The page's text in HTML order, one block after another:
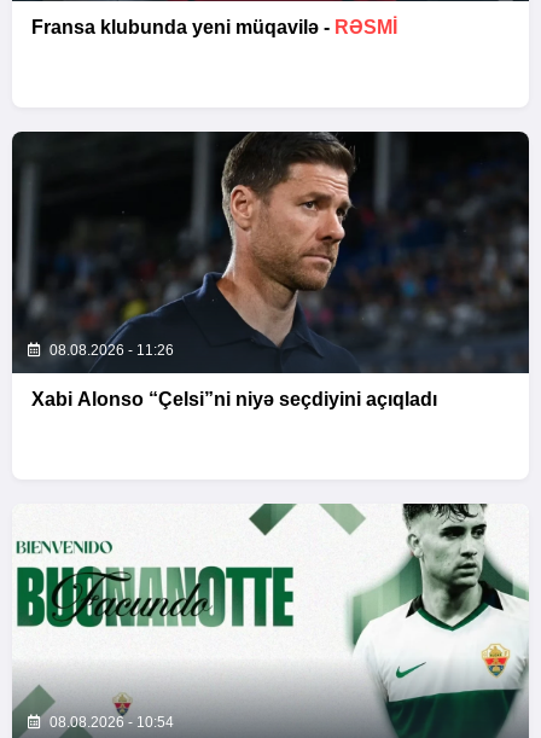
Fransa klubunda yeni müqavilə - RƏSMİ
08.08.2026 - 11:26
Xabi Alonso “Çelsi”ni niyə seçdiyini açıqladı
08.08.2026 - 10:54